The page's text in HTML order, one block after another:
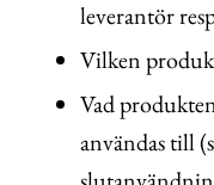
leverantör
Vilken
Vad
användas till